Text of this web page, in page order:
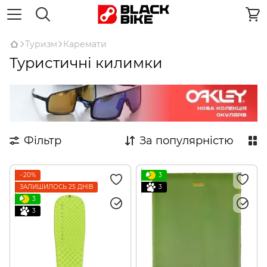
Туризм Каремати
Туристичні килимки
Фільтр За популярністю
−20%
ЗАЛИШИЛОСЬ 25 ДНІВ
3
3
3
3